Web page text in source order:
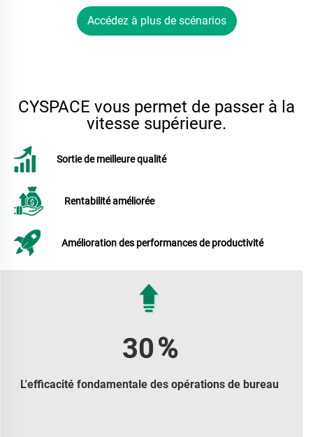
Accédez à plus de scénarios
CYSPACE vous permet de passer à la
vitesse supérieure.
Sortie de meilleure qualité
Rentabilité améliorée
Amélioration des performances de productivité
30%
L'efficacité fondamentale des opérations de bureau